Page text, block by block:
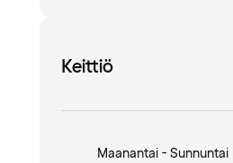
Keittiö
Maanantai - Sunnuntai